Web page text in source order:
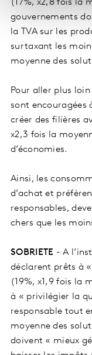
(17%, x2,8 fois la
gouvernements
la TVA sur les
surtaxant les
moyenne des
Pour aller plus
sont encouragées
créer des filières
x2,3 fois la
d’économies.
Ainsi, les
d’achat et
responsables,
chers que les
SOBRIETE - A
déclarent prêts à
(19%, x1,9 fois la
à « privilégier la
responsable tout
moyenne des
doivent « mieux